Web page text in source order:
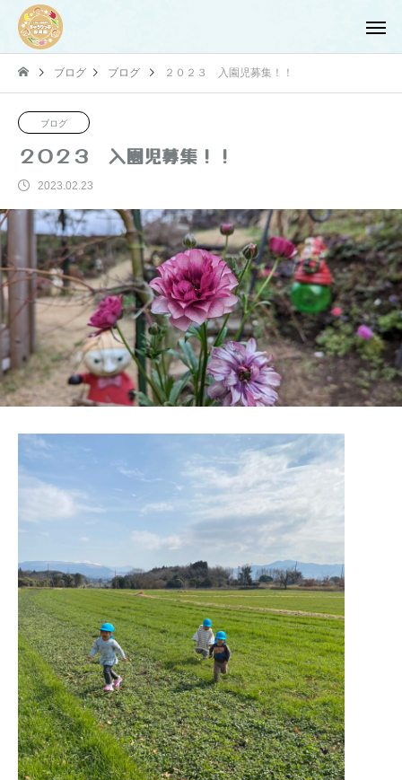
ブログ ブログ ２０２３ 入園児募集！！
ブログ
２０２３ 入園児募集！！
2023.02.23